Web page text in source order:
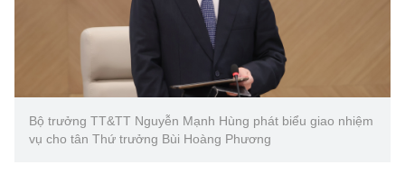
Bộ trưởng TT&TT Nguyễn Mạnh Hùng phát biểu giao nhiệm
vụ cho tân Thứ trưởng Bùi Hoàng Phương